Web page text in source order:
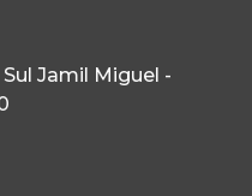
Sul Jamil Miguel -